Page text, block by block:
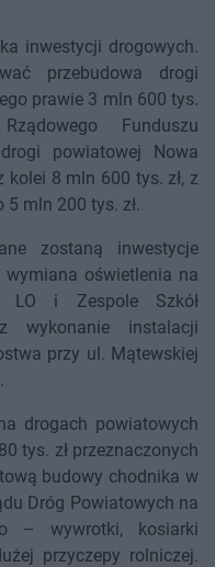
inwestycji drogowych.
przebudowa drogi
prawie 3 mln 600 tys.
Funduszu
powiatowej Nowa
kolei 8 mln 600 tys. zł, z
mln 200 tys. zł.
zostaną inwestycje
oświetlenia na
LO i Zespole Szkół
wykonanie instalacji
przy ul. Mątewskiej
drogach powiatowych
tys. zł przeznaczonych
budowy chodnika w
Dróg Powiatowych na
– wywrotki, kosiarki
przyczepy rolniczej.